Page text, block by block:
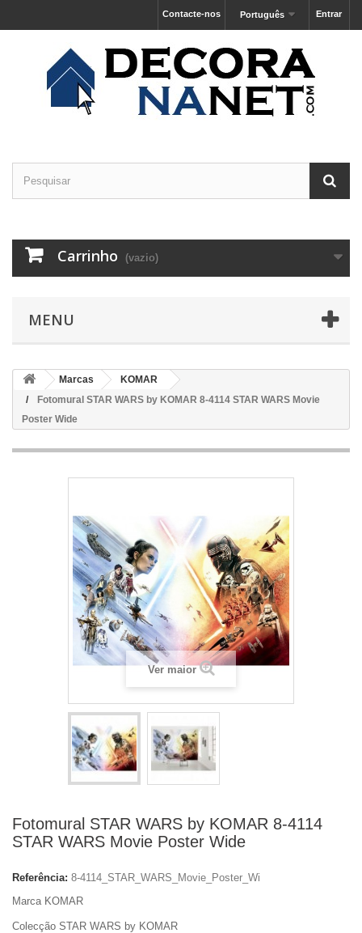
Entrar
Português
Contacte-nos
Carrinho (vazio)
MENU
Marcas
KOMAR
Fotomural STAR WARS by KOMAR 8-4114 STAR WARS Movie
Poster Wide
Ver maior
Fotomural STAR WARS by KOMAR 8-4114
STAR WARS Movie Poster Wide
Referência: 8-4114_STAR_WARS_Movie_Poster_Wi
Marca KOMAR
Colecção STAR WARS by KOMAR